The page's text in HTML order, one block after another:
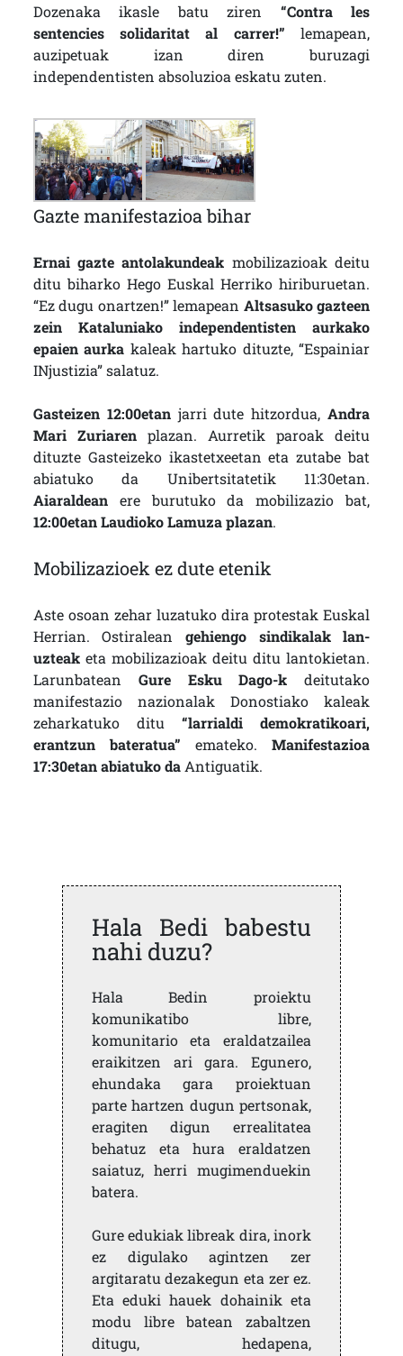
Dozenaka ikasle batu ziren “Contra les
sentencies solidaritat al carrer!” lemapean,
auzipetuak izan diren buruzagi
independentisten absoluzioa eskatu zuten.
Gazte manifestazioa bihar
Ernai gazte antolakundeak mobilizazioak deitu
ditu biharko Hego Euskal Herriko hiriburuetan.
“Ez dugu onartzen!” lemapean Altsasuko gazteen
zein Kataluniako independentisten aurkako
epaien aurka kaleak hartuko dituzte, “Espainiar
INjustizia” salatuz.
Gasteizen 12:00etanjarri dute hitzordua,Andra
Mari Zuriarenplazan. Aurretik paroak deitu
dituzte Gasteizeko ikastetxeetan eta zutabe bat
abiatuko da Unibertsitatetik 11:30etan.
Aiaraldeanere burutuko da mobilizazio bat,
12:00etan Laudioko Lamuza plazan.
Mobilizazioek ez dute etenik
Aste osoan zehar luzatuko dira protestak Euskal
Herrian. Ostiralean gehiengo sindikalak lan-
uzteaketa mobilizazioak deitu ditu lantokietan.
Larunbatean Gure Esku Dago-k deitutako
manifestazio nazionalak Donostiako kaleak
zeharkatuko ditu“larrialdi demokratikoari,
erantzun bateratua” emateko.Manifestazioa
17:30etan abiatuko daAntiguatik.
Hala Bedi babestu
nahi duzu?
Hala Bedin proiektu
komunikatibo libre,
komunitario eta eraldatzailea
eraikitzen ari gara. Egunero,
ehundaka gara proiektuan
parte hartzen dugun pertsonak,
eragiten digun errealitatea
behatuz eta hura eraldatzen
saiatuz, herri mugimenduekin
batera.
Gure edukiak libreak dira, inork
ez digulako agintzen zer
argitaratu dezakegun eta zer ez.
Eta eduki hauek dohainik eta
modu libre batean zabaltzen
ditugu, hedapena,